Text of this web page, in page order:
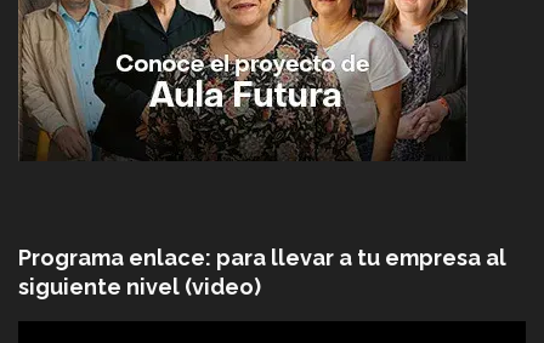
Programa enlace: para llevar a tu empresa al
siguiente nivel (video)